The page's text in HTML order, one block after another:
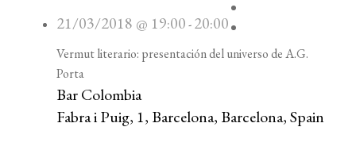
ACTUALIDAD
LA EDITORIAL
Vermut literario: presentación del universo de A.G.
Porta
21/03/2018 @ 19:00-20:00
Bar Colombia
Fabra i Puig, 1, Barcelona, Barcelona, Spain